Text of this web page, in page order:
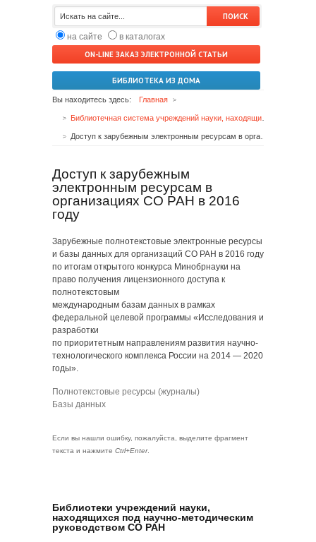
на сайте
в каталогах
ON-LINE ЗАКАЗ ЭЛЕКТРОННОЙ СТАТЬИ
БИБЛИОТЕКА ИЗ ДОМА
Вы находитесь здесь: Главная
Доступ к зарубежным
электронным ресурсам в
организациях СО РАН в 2016
году
Зарубежные полнотекстовые электронные ресурсы
и базы данных для организаций СО РАН в 2016 году
по итогам открытого конкурса Минобрнауки на
право получения лицензионного доступа к
полнотекстовым
международным базам данных в рамках
федеральной целевой программы «Исследования и
разработки
по приоритетным направлениям развития научно-
технологического комплекса России на 2014 — 2020
годы».
Полнотекстовые ресурсы (журналы)
Базы данных
Если вы нашли ошибку, пожалуйста, выделите фрагмент
текста и нажмите Ctrl+Enter.
Библиотеки учреждений науки,
находящихся под научно-методическим
руководством СО РАН